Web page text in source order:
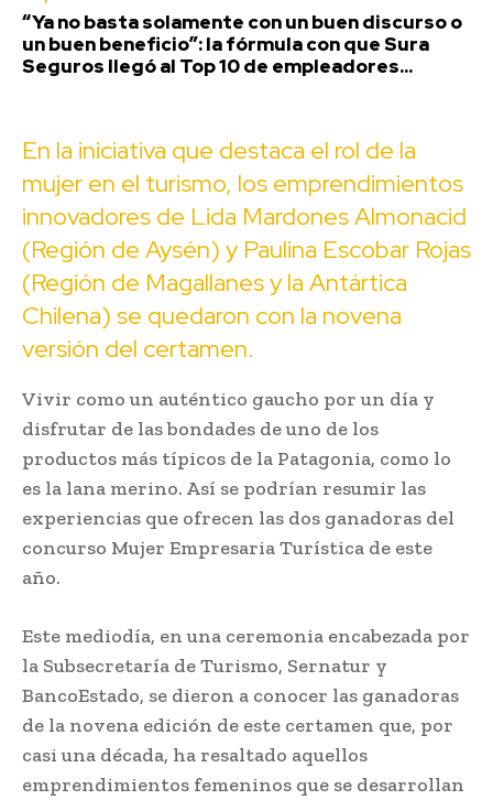
“Ya no basta solamente con un buen discurso o
un buen beneficio”: la fórmula con que Sura
Seguros llegó al Top 10 de empleadores...
En la iniciativa que destaca el rol de la
mujer en el turismo, los emprendimientos
innovadores de Lida Mardones Almonacid
(Región de Aysén) y Paulina Escobar Rojas
(Región de Magallanes y la Antártica
Chilena) se quedaron con la novena
versión del certamen.
Vivir como un auténtico gaucho por un día y
disfrutar de las bondades de uno de los
productos más típicos de la Patagonia, como lo
es la lana merino. Así se podrían resumir las
experiencias que ofrecen las dos ganadoras del
concurso Mujer Empresaria Turística de este
año.
Este mediodía, en una ceremonia encabezada por
la Subsecretaría de Turismo, Sernatur y
BancoEstado, se dieron a conocer las ganadoras
de la novena edición de este certamen que, por
casi una década, ha resaltado aquellos
emprendimientos femeninos que se desarrollan